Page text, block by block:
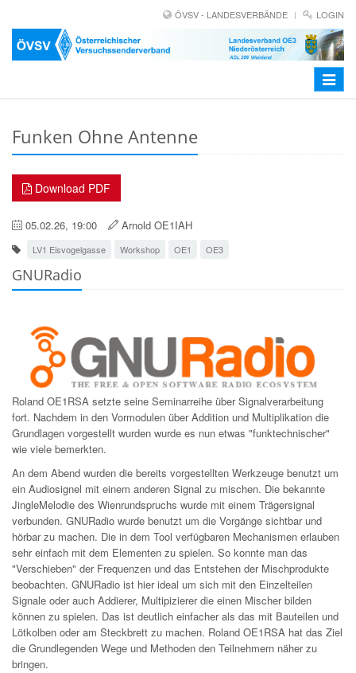
ÖVSV - LANDESVERBÄNDE LOGIN
Toggle
Funken Ohne Antenne
Download PDF
05.02.26, 19:00 Arnold OE1IAH
LV1 Eisvogelgasse Workshop OE1 OE3
GNURadio
Roland OE1RSA setzte seine Seminarreihe über Signalverarbeitung
fort. Nachdem in den Vormodulen über Addition und Multiplikation die
Grundlagen vorgestellt wurden wurde es nun etwas "funktechnischer"
wie viele bemerkten.
An dem Abend wurden die bereits vorgestellten Werkzeuge benutzt um
ein Audiosignel mit einem anderen Signal zu mischen. Die bekannte
JingleMelodie des Wienrundspruchs wurde mit einem Trägersignal
verbunden. GNURadio wurde benutzt um die Vorgänge sichtbar und
hörbar zu machen. Die in dem Tool verfügbaren Mechanismen erlauben
sehr einfach mit dem Elementen zu spielen. So konnte man das
"Verschieben" der Frequenzen und das Entstehen der Mischprodukte
beobachten. GNURadio ist hier ideal um sich mit den Einzelteilen
Signale oder auch Addierer, Multipizierer die einen Mischer bilden
können zu spielen. Das ist deutlich einfacher als das mit Bauteilen und
Lötkolben oder am Steckbrett zu machen. Roland OE1RSA hat das Ziel
die Grundlegenden Wege und Methoden den Teilnehmern näher zu
bringen.